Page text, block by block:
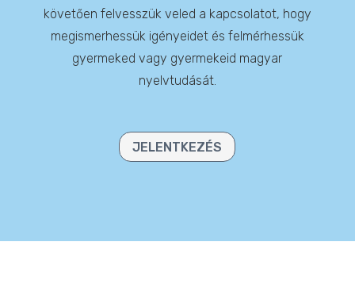
követően felvesszük veled a kapcsolatot, hogy
megismerhessük igényeidet és felmérhessük
gyermeked vagy gyermekeid magyar
nyelvtudását.
JELENTKEZÉS